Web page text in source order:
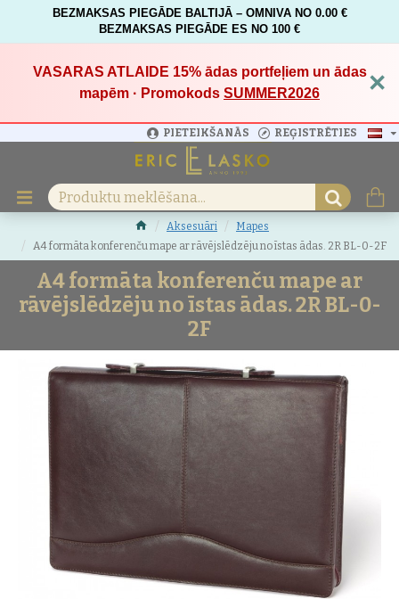
BEZMAKSAS PIEGĀDE BALTIJĀ – OMNIVA NO 0.00 €
BEZMAKSAS PIEGĀDE ES NO 100 €
VASARAS ATLAIDE 15%ādas portfeļiem un ādas
mapēm · Promokods SUMMER2026 ×
PIETEIKŠANĀS REĢISTRĒTIES
Aksesuāri
Mapes
A4 formāta konferenču mape ar rāvējslēdzēju no īstas ādas. 2R BL-0-2F
A4 formāta konferenču mape ar
rāvējslēdzēju no īstas ādas. 2R BL-0-
2F